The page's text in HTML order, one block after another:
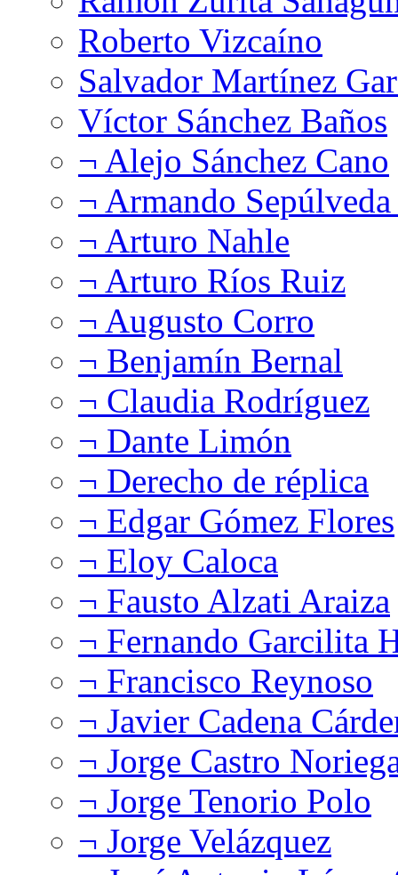
Roberto Vizcaíno
Salvador Martínez
Víctor Sánchez Baños
¬ Alejo Sánchez Cano
¬ Armando
¬ Arturo Nahle
¬ Arturo Ríos Ruiz
¬ Augusto Corro
¬ Benjamín Bernal
¬ Claudia Rodríguez
¬ Dante Limón
¬ Derecho de réplica
¬ Edgar Gómez Flores
¬ Eloy Caloca
¬ Fausto Alzati Araiza
¬ Fernando Garcilita
¬ Francisco Reynoso
¬ Javier Cadena
¬ Jorge Castro
¬ Jorge Tenorio Polo
¬ Jorge Velázquez